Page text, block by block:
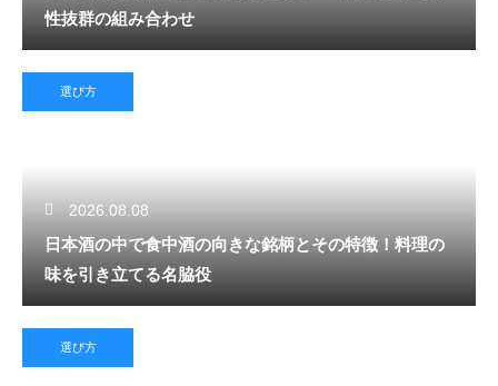
性抜群の組み合わせ
選び方
2026.08.08
日本酒の中で食中酒の向きな銘柄とその特徴！料理の
味を引き立てる名脇役
選び方